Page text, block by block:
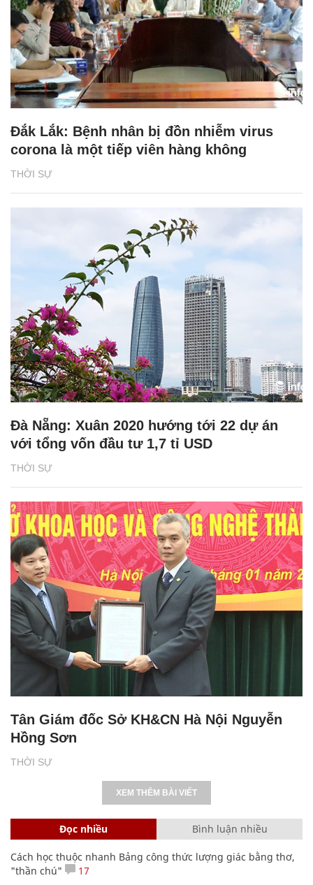
THỜI SỰ
Đắk Lắk: Bệnh nhân bị đồn nhiễm virus
corona là một tiếp viên hàng không
THỜI SỰ
Đà Nẵng: Xuân 2020 hướng tới 22 dự án
với tổng vốn đầu tư 1,7 tỉ USD
THỜI SỰ
Tân Giám đốc Sở KH&CN Hà Nội Nguyễn
Hồng Sơn
XEM THÊM BÀI VIẾT
Đọc nhiều Bình luận nhiều
Cách học thuộc nhanh Bảng công thức lượng giác bằng thơ,
"thần chú"
17